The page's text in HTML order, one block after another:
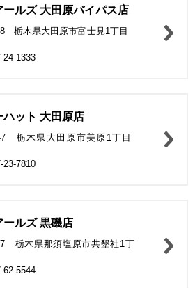
ールズ 大田原バイパス店
栃木県大田原市富士見1丁目
24-1333
ハット 大田原店
栃木県大田原市美原1丁目
23-7810
ールズ 黒磯店
栃木県那須塩原市共墾社1丁
62-5544